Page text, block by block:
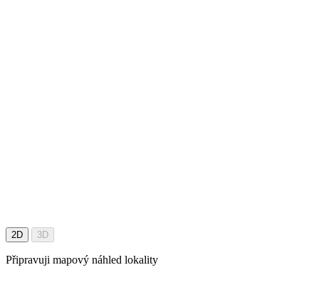
2D 3D
Připravuji mapový náhled lokality